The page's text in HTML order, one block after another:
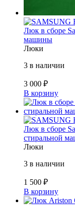
Люк в сборе
машины
Люки
3 в наличии
3 000 ₽
В корзину
Люк в сборе
стиральной
Люки
3 в наличии
1 500 ₽
В корзину